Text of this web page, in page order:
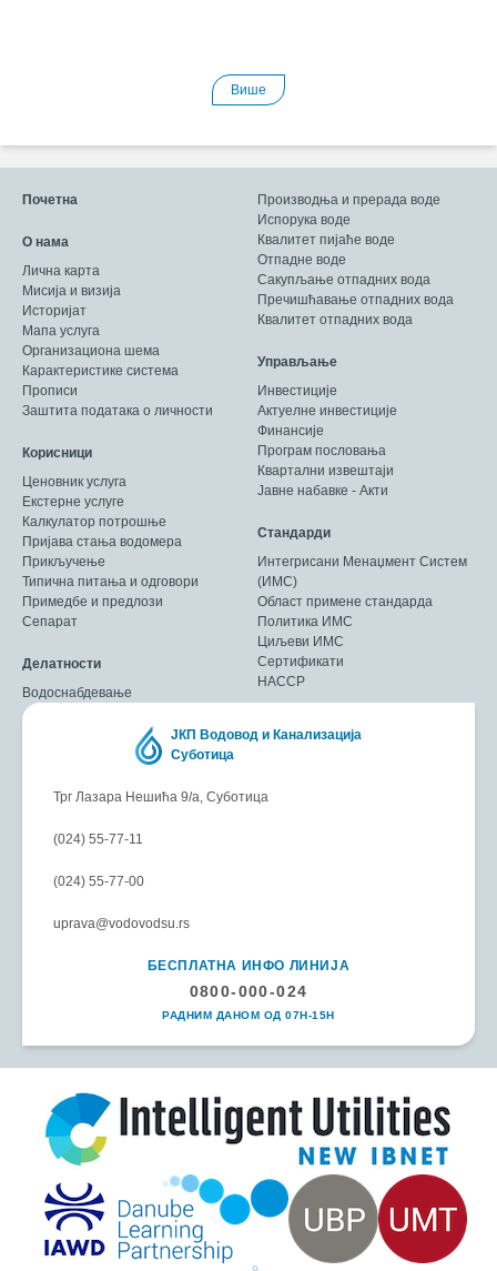
Више
Почетна
О нама
Лична карта
Мисија и визија
Историјат
Мапа услуга
Организациона шема
Карактеристике система
Прописи
Заштита података о личности
Корисници
Ценовник услуга
Екстерне услуге
Калкулатор потрошње
Пријава стања водомера
Прикључење
Типична питања и одговори
Примедбе и предлози
Сепарат
Делатности
Водоснабдевање
Производња и прерада воде
Испорука воде
Квалитет пијаће воде
Отпадне воде
Сакупљање отпадних вода
Пречишћавање отпадних вода
Квалитет отпадних вода
Управљање
Инвестиције
Актуелне инвестиције
Финансије
Програм пословања
Квартални извештаји
Јавне набавке - Акти
Стандарди
Интегрисани Менаџмент Систем
(ИМС)
Област примене стандарда
Политика ИМС
Циљеви ИМС
Сертификати
HACCP
ЈКП Водовод и Канализација
Суботица
Трг Лазара Нешића 9/а, Суботица
(024) 55-77-11
(024) 55-77-00
uprava@vodovodsu.rs
БЕСПЛАТНА ИНФО ЛИНИЈА
0800-000-024
РАДНИМ ДАНОМ ОД 07H-15H